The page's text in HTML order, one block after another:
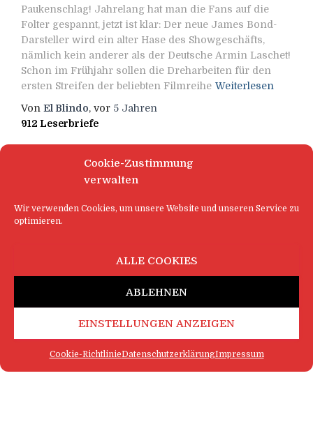
Cookie-Zustimmung
verwalten
Wir verwenden Cookies, um unsere Website und unseren Service zu
optimieren.
ALLE COOKIES
ABLEHNEN
EINSTELLUNGEN ANZEIGEN
Cookie-RichtlinieDatenschutzerklärungImpressum
Paukenschlag! Jahrelang hat man die Fans auf die
Folter gespannt, jetzt ist klar: Der neue James Bond-
Darsteller wird ein alter Hase des Showgeschäfts,
nämlich kein anderer als der Deutsche Armin Laschet!
Schon im Frühjahr sollen die Dreharbeiten für den
ersten Streifen der beliebten Filmreihe Weiterlesen
Von El Blindo, vor 5 Jahren
912 Leserbriefe